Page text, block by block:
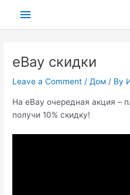
Main
eBay скидки
Leave a Comment /Дом / By
На eBay очередная акция –
получи 10% скидку!